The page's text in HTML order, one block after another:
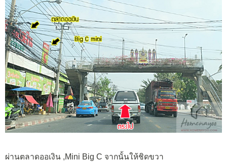
ผ่านตลาดออเงิน ,Mini Big C จากนั้นให้ชิดขวา